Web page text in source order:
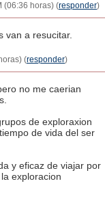
(06:36 horas) (responder)
van a resucitar.
(responder)
no me caerian
de exploraxion
de vida del ser
y eficaz de viajar por
exploracion